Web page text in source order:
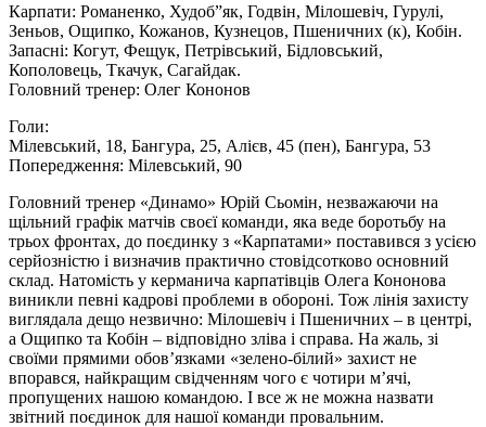
Карпати: Романенко, Худоб”як, Годвін, Мілошевіч, Гурулі,
Зеньов, Ощипко, Кожанов, Кузнецов, Пшеничних (к), Кобін.
Запасні: Когут, Фещук, Петрівський, Бідловський,
Кополовець, Ткачук, Сагайдак.
Головний тренер: Олег Кононов
Голи:
Мілевський, 18, Бангура, 25, Алієв, 45 (пен), Бангура, 53
Попередження: Мілевський, 90
Головний тренер «Динамо» Юрій Сьомін, незважаючи на
щільний графік матчів своєї команди, яка веде боротьбу на
трьох фронтах, до поєдинку з «Карпатами» поставився з усією
серйозністю і визначив практично стовідсотково основний
склад. Натомість у керманича карпатівців Олега Кононова
виникли певні кадрові проблеми в обороні. Тож лінія захисту
виглядала дещо незвично: Мілошевіч і Пшеничних – в центрі,
а Ощипко та Кобін – відповідно зліва і справа. На жаль, зі
своїми прямими обов’язками «зелено-білий» захист не
впорався, найкращим свідченням чого є чотири м’ячі,
пропущених нашою командою. І все ж не можна назвати
звітний поєдинок для нашої команди провальним.